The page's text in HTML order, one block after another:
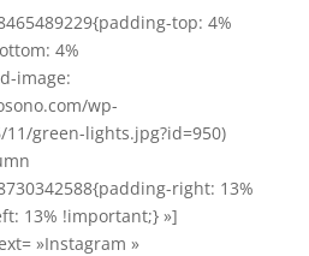
top: 4%
4%
image:
wp-
green-lights.jpg?id=950)
right: 13%
13% !important;} »]
»Instagram »